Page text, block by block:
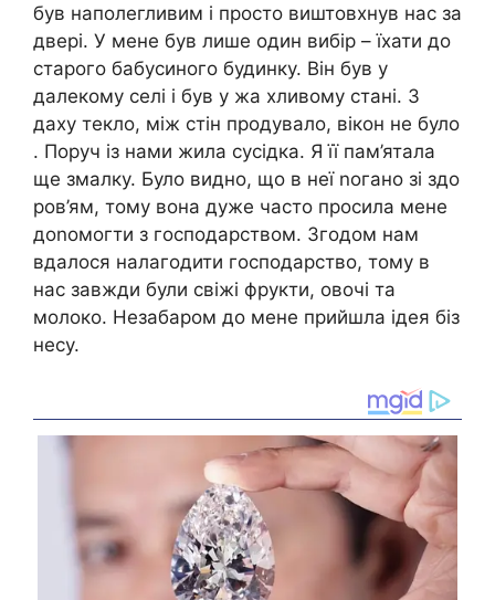
був наполегливим і просто виштовхнув нас за
двері. У мене був лише один вибір – їхати до
старого бабусиного будинку. Він був у
далекому селі і був у жа хливому стані. З
даху текло, між стін продувало, вікон не було
. Поруч із нами жила сусідка. Я її пам’ятала
ще змалку. Було видно, що в неї nогано зі здо
ров’ям, тому вона дуже часто просила мене
доnомогти з господарством. Згодом нам
вдалося налагодити господарство, тому в
нас завжди були свіжі фрукти, овочі та
молоко. Незабаром до мене прийшла ідея біз
несу.